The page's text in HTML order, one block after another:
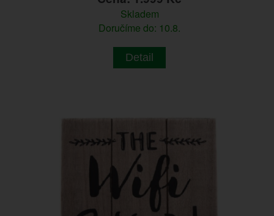
Skladem
Doručíme do: 10.8.
Detail